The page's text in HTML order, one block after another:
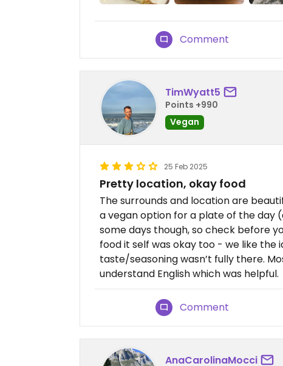
Comment
TimWyatt5
Points +990
Vegan
25 Feb 2025
Pretty location, okay food
The surrounds and location are
a vegan option for a plate of the day
some days though, so check before
food it self was okay too - we like the
taste/seasoning wasn’t fully there.
understand English which was helpful.
Comment
AnaCarolinaMocci